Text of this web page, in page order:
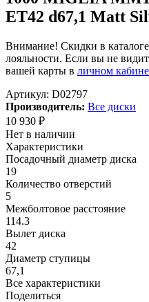
ET42 d67,1 Matt
Внимание! Скидки в
лояльности. Если вы не
вашей карты в личном
Артикул: D02797
Производитель: Все диски
10 930 ₽
Нет в наличии
Характеристики
Посадочный диаметр диска
19
Количество отверстий
5
Межболтовое расстояние
114.3
Вылет диска
42
Диаметр ступицы
67,1
Все характеристики
Поделиться